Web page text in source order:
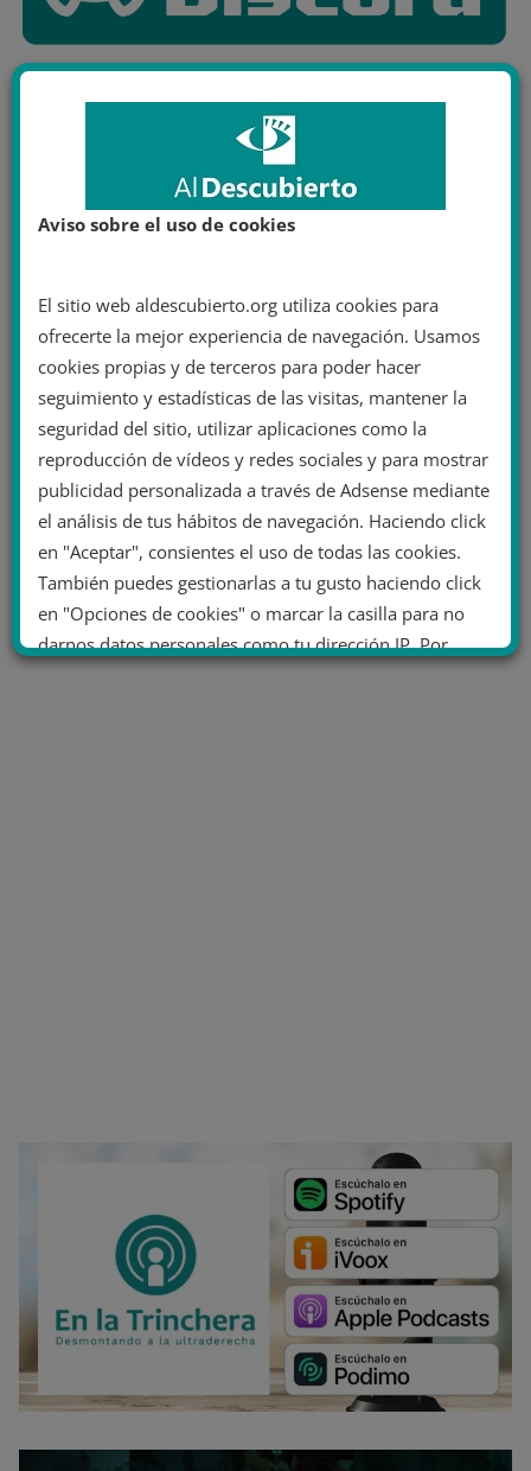
Aviso sobre el uso de cookies
El sitio web aldescubierto.org utiliza cookies para
ofrecerte la mejor experiencia de navegación. Usamos
cookies propias y de terceros para poder hacer
seguimiento y estadísticas de las visitas, mantener la
seguridad del sitio, utilizar aplicaciones como la
reproducción de vídeos y redes sociales y para mostrar
publicidad personalizada a través de Adsense mediante
el análisis de tus hábitos de navegación. Haciendo click
en "Aceptar", consientes el uso de todas las cookies.
También puedes gestionarlas a tu gusto haciendo click
en "Opciones de cookies" o marcar la casilla para no
darnos datos personales como tu dirección IP. Por